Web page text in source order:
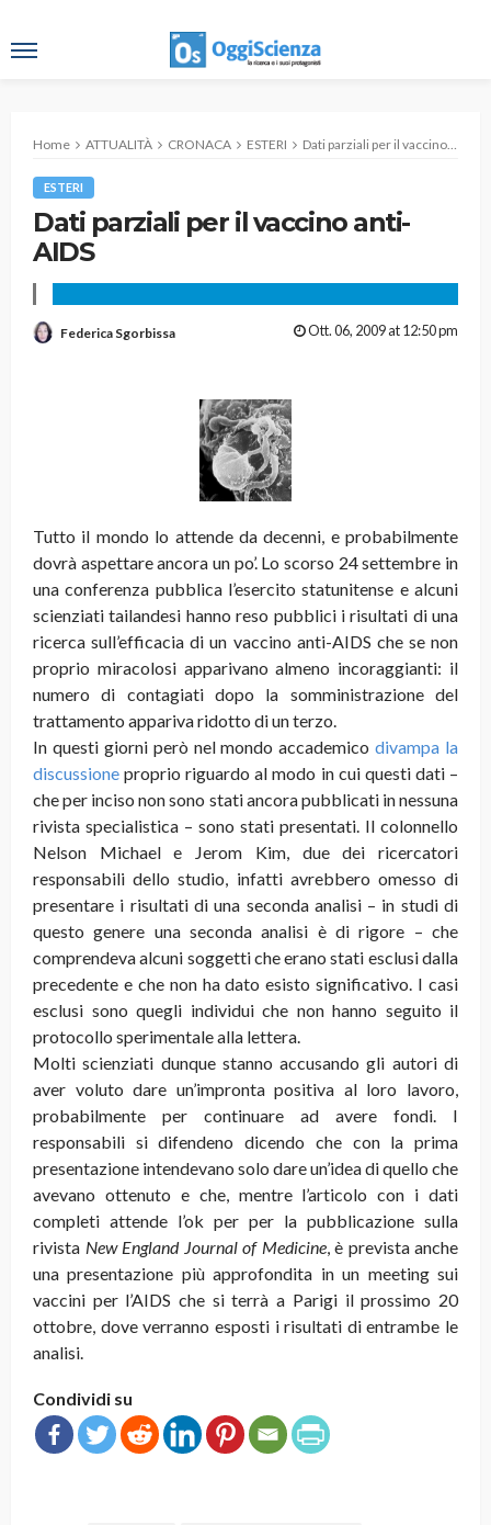
Home ATTUALITÀ CRONACA ESTERI Dati parziali per il vaccino anti-AIDS
ESTERI
Dati parziali per il vaccino anti-
AIDS
Federica Sgorbissa Ott. 06, 2009 at 12:50 pm
Tutto il mondo lo attende da decenni, e probabilmente
dovrà aspettare ancora un po’. Lo scorso 24 settembre in
una conferenza pubblica l’esercito statunitense e alcuni
scienziati tailandesi hanno reso pubblici i risultati di una
ricerca sull’efficacia di un vaccino anti-AIDS che se non
proprio miracolosi apparivano almeno incoraggianti: il
numero di contagiati dopo la somministrazione del
trattamento appariva ridotto di un terzo.
In questi giorni però nel mondo accademicodivampa la
discussione proprio riguardo al modo in cui questi dati –
che per inciso non sono stati ancora pubblicati in nessuna
rivista specialistica – sono stati presentati. Il colonnello
Nelson Michael e Jerom Kim, due dei ricercatori
responsabili dello studio, infatti avrebbero omesso di
presentare i risultati di una seconda analisi – in studi di
questo genere una seconda analisi è di rigore – che
comprendeva alcuni soggetti che erano stati esclusi dalla
precedente e che non ha dato esisto significativo. I casi
esclusi sono quegli individui che non hanno seguito il
protocollo sperimentale alla lettera.
Molti scienziati dunque stanno accusando gli autori di
aver voluto dare un’impronta positiva al loro lavoro,
probabilmente per continuare ad avere fondi. I
responsabili si difendeno dicendo che con la prima
presentazione intendevano solo dare un’idea di quello che
avevano ottenuto e che, mentre l’articolo con i dati
completi attende l’ok per per la pubblicazione sulla
rivista New England Journal of Medicine, è prevista anche
una presentazione più approfondita in un meeting sui
vaccini per l’AIDS che si terrà a Parigi il prossimo 20
ottobre, dove verranno esposti i risultati di entrambe le
analisi.
Condividi su